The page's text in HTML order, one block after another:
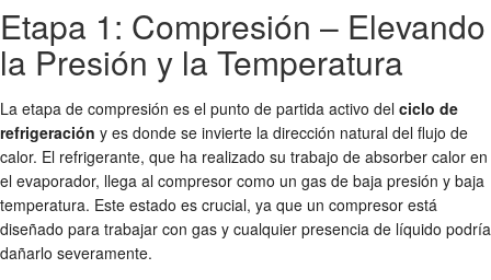
Etapa 1: Compresión – Elevando
la Presión y la Temperatura
La etapa de compresión es el punto de partida activo del ciclo de
refrigeración y es donde se invierte la dirección natural del flujo de
calor. El refrigerante, que ha realizado su trabajo de absorber calor en
el evaporador, llega al compresor como un gas de baja presión y baja
temperatura. Este estado es crucial, ya que un compresor está
diseñado para trabajar con gas y cualquier presencia de líquido podría
dañarlo severamente.